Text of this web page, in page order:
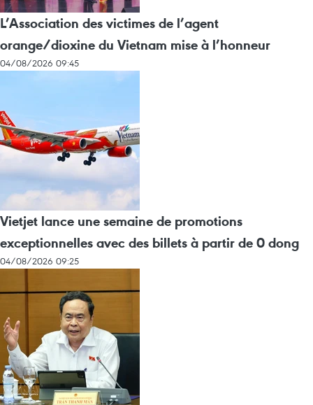
L’Association des victimes de l’agent
orange/dioxine du Vietnam mise à l’honneur
04/08/2026 09:45
Vietjet lance une semaine de promotions
exceptionnelles avec des billets à partir de 0 dong
04/08/2026 09:25